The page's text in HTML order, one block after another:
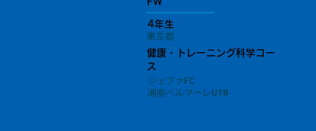
4年生
健康・トレーニング科学コー
ス
東京都
ジェファFC
湘南ベルマーレU18